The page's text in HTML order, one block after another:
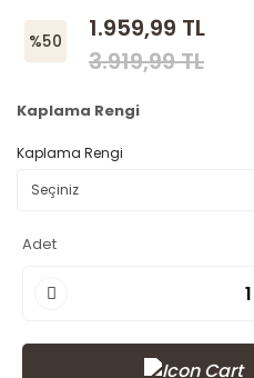
%50
1.959,99 TL
3.919,99 TL
Kaplama Rengi
Kaplama Rengi
Adet